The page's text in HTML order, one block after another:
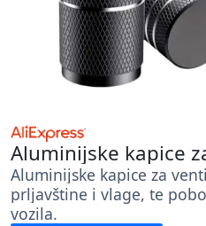
Aluminijske kapice
Aluminijske kapice za
prljavštine i vlage, te
vozila.